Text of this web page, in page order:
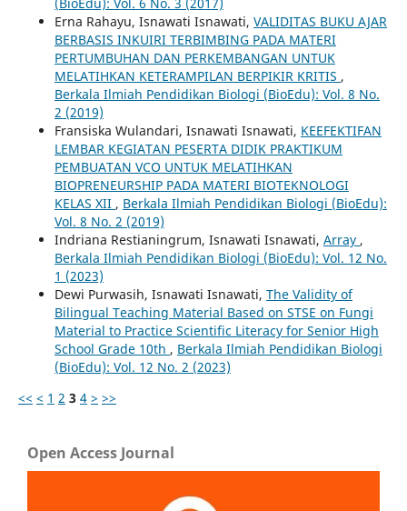
Erna Rahayu, Isnawati Isnawati, VALIDITAS BUKU AJAR
BERBASIS INKUIRI TERBIMBING PADA MATERI
PERTUMBUHAN DAN PERKEMBANGAN UNTUK
MELATIHKAN KETERAMPILAN BERPIKIR KRITIS ,
Berkala Ilmiah Pendidikan Biologi (BioEdu): Vol. 8 No.
2 (2019)
Fransiska Wulandari, Isnawati Isnawati, KEEFEKTIFAN
LEMBAR KEGIATAN PESERTA DIDIK PRAKTIKUM
PEMBUATAN VCO UNTUK MELATIHKAN
BIOPRENEURSHIP PADA MATERI BIOTEKNOLOGI
KELAS XII , Berkala Ilmiah Pendidikan Biologi (BioEdu):
Vol. 8 No. 2 (2019)
Indriana Restianingrum, Isnawati Isnawati, Array ,
Berkala Ilmiah Pendidikan Biologi (BioEdu): Vol. 12 No.
1 (2023)
Dewi Purwasih, Isnawati Isnawati, The Validity of
Bilingual Teaching Material Based on STSE on Fungi
Material to Practice Scientific Literacy for Senior High
School Grade 10th , Berkala Ilmiah Pendidikan Biologi
(BioEdu): Vol. 12 No. 2 (2023)
<< < 1 2 3 4 > >>
Open Access Journal